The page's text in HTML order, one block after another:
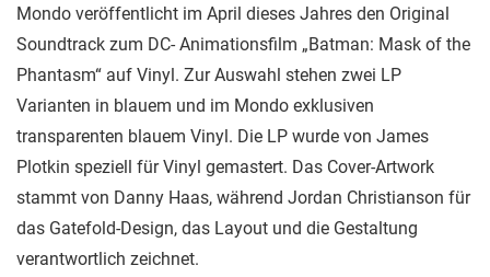
Mondo veröffentlicht im April dieses Jahres den Original
Soundtrack zum DC- Animationsfilm „Batman: Mask of the
Phantasm“ auf Vinyl. Zur Auswahl stehen zwei LP
Varianten in blauem und im Mondo exklusiven
transparenten blauem Vinyl. Die LP wurde von James
Plotkin speziell für Vinyl gemastert. Das Cover-Artwork
stammt von Danny Haas, während Jordan Christianson für
das Gatefold-Design, das Layout und die Gestaltung
verantwortlich zeichnet.